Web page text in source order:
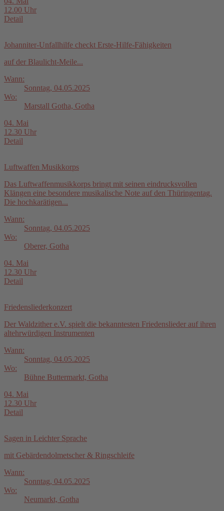
12.00 Uhr
Detail
Johanniter-Unfallhilfe checkt Erste-Hilfe-Fähigkeiten
auf der Blaulicht-Meile...
Wann:
Sonntag, 04.05.2025
Wo:
Marstall Gotha, Gotha
04. Mai
12.30 Uhr
Detail
Luftwaffen Musikkorps
Das Luftwaffenmusikkorps bringt mit seinen eindrucksvollen
Klängen eine besondere musikalische Note auf den Thüringentag.
Die hochkarätigen...
Wann:
Sonntag, 04.05.2025
Wo:
Oberer, Gotha
04. Mai
12.30 Uhr
Detail
Friedensliederkonzert
Der Waldzither e.V. spielt die bekanntesten Friedenslieder auf ihren
altehrwürdigen Instrumenten
Wann:
Sonntag, 04.05.2025
Wo:
Bühne Buttermarkt, Gotha
04. Mai
12.30 Uhr
Detail
Sagen in Leichter Sprache
mit Gebärdendolmetscher & Ringschleife
Wann:
Sonntag, 04.05.2025
Wo:
Neumarkt, Gotha